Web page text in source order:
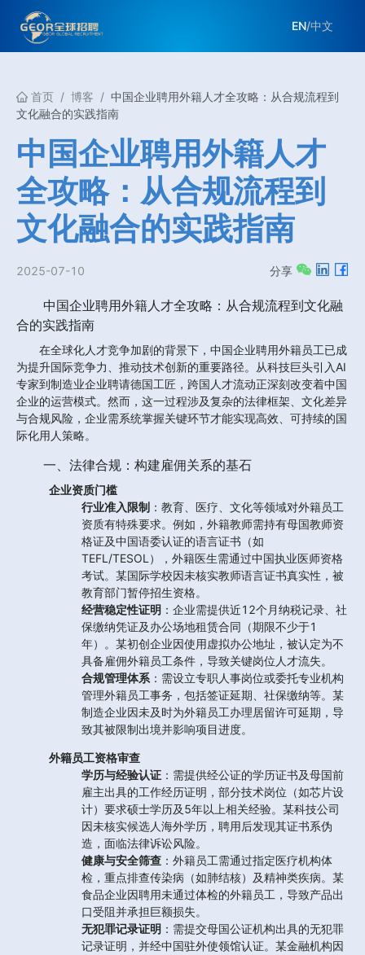
EN/中文
首页 / 博客 / 中国企业聘用外籍人才全攻略：从合规流程到
文化融合的实践指南
中国企业聘用外籍人才
全攻略：从合规流程到
文化融合的实践指南
2025-07-10 分享
中国企业聘用外籍人才全攻略：从合规流程到文化融
合的实践指南
在全球化人才竞争加剧的背景下，中国企业聘用外籍员工已成
为提升国际竞争力、推动技术创新的重要路径。从科技巨头引入AI
专家到制造业企业聘请德国工匠，跨国人才流动正深刻改变着中国
企业的运营模式。然而，这一过程涉及复杂的法律框架、文化差异
与合规风险，企业需系统掌握关键环节才能实现高效、可持续的国
际化用人策略。
一、法律合规：构建雇佣关系的基石
企业资质门槛
行业准入限制 ：教育、医疗、文化等领域对外籍员工
资质有特殊要求。例如，外籍教师需持有母国教师资
格证及中国语委认证的语言证书（如
TEFL/TESOL），外籍医生需通过中国执业医师资格
考试。某国际学校因未核实教师语言证书真实性，被
教育部门暂停招生资格。
经营稳定性证明 ：企业需提供近12个月纳税记录、社
保缴纳凭证及办公场地租赁合同（期限不少于1
年）。某初创企业因使用虚拟办公地址，被认定为不
具备雇佣外籍员工条件，导致关键岗位人才流失。
合规管理体系 ：需设立专职人事岗位或委托专业机构
管理外籍员工事务，包括签证延期、社保缴纳等。某
制造企业因未及时为外籍员工办理居留许可延期，导
致其被限制出境并影响项目进度。
外籍员工资格审查
学历与经验认证 ：需提供经公证的学历证书及母国前
雇主出具的工作经历证明，部分技术岗位（如芯片设
计）要求硕士学历及5年以上相关经验。某科技公司
因未核实候选人海外学历，聘用后发现其证书系伪
造，面临法律诉讼风险。
健康与安全筛查 ：外籍员工需通过指定医疗机构体
检，重点排查传染病（如肺结核）及精神类疾病。某
食品企业因聘用未通过体检的外籍员工，导致产品出
口受阻并承担巨额损失。
无犯罪记录证明 ：需提交母国公证机构出具的无犯罪
记录证明，并经中国驻外使领馆认证。某金融机构因